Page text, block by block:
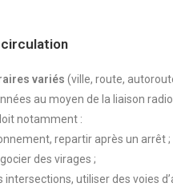
circulation
variés (ville, route,
au moyen de la liaison radio.
notamment :
repartir après un arrêt ;
des virages ;
intersections, utiliser des voies